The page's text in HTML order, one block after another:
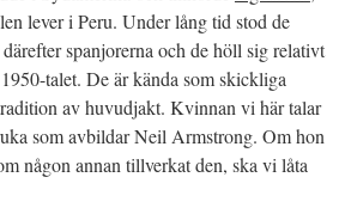
lever i Peru. Under lång tid stod de
spanjorerna och de höll sig relativt
talet. De är kända som skickliga
av huvudjakt. Kvinnan vi här talar
som avbildar Neil Armstrong. Om hon
någon annan tillverkat den, ska vi låta